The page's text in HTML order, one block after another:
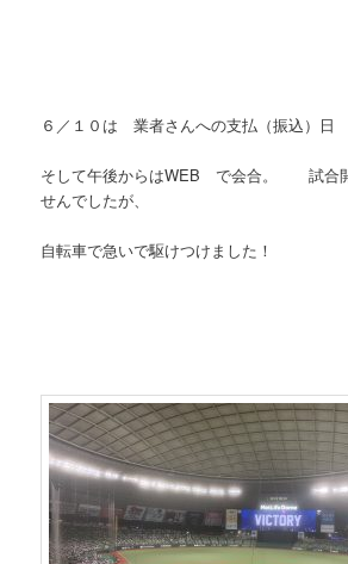
６／１０は 業者さんへの支払（振込）日
そして午後からはWEB で会合。 試合開
せんでしたが、
自転車で急いで駆けつけました！